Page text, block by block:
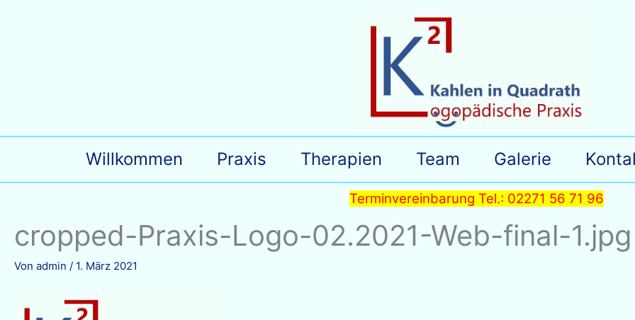
Willkommen Praxis Therapien Team Galerie
Terminvereinbarung Tel.: 02271 56 71 96
cropped-Praxis-Logo-02.2021-Web-final-1.jpg
Von admin / 1. März 2021